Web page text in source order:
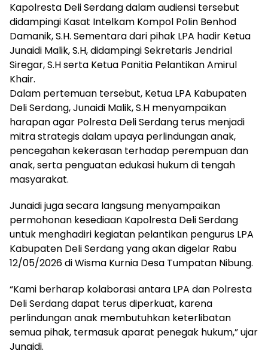
Kapolresta Deli Serdang dalam audiensi tersebut
didampingi Kasat Intelkam Kompol Polin Benhod
Damanik, S.H. Sementara dari pihak LPA hadir Ketua
Junaidi Malik, S.H, didampingi Sekretaris Jendrial
Siregar, S.H serta Ketua Panitia Pelantikan Amirul
Khair.
Dalam pertemuan tersebut, Ketua LPA Kabupaten
Deli Serdang, Junaidi Malik, S.H menyampaikan
harapan agar Polresta Deli Serdang terus menjadi
mitra strategis dalam upaya perlindungan anak,
pencegahan kekerasan terhadap perempuan dan
anak, serta penguatan edukasi hukum di tengah
masyarakat.
Junaidi juga secara langsung menyampaikan
permohonan kesediaan Kapolresta Deli Serdang
untuk menghadiri kegiatan pelantikan pengurus LPA
Kabupaten Deli Serdang yang akan digelar Rabu
12/05/2026 di Wisma Kurnia Desa Tumpatan Nibung.
“Kami berharap kolaborasi antara LPA dan Polresta
Deli Serdang dapat terus diperkuat, karena
perlindungan anak membutuhkan keterlibatan
semua pihak, termasuk aparat penegak hukum,” ujar
Junaidi.